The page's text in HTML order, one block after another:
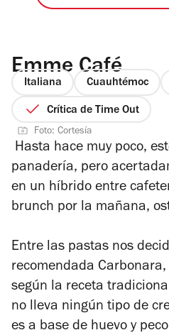
Emme Café
Italiana Cuauhtémoc
Crítica de Time Out
Foto: Cortesía
Hasta hace muy poco,
panadería, pero
en un híbrido entre
brunch por la mañana,
Entre las pastas nos
recomendada
según la receta
no lleva ningún tipo de
es a base de huevo y